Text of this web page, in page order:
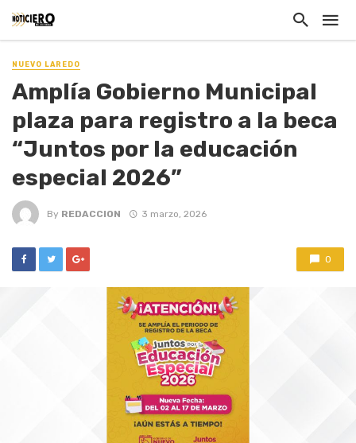
NUEVO LAREDO
Amplía Gobierno Municipal
plaza para registro a la beca
“Juntos por la educación
especial 2026”
By REDACCION 3 marzo, 2026
0